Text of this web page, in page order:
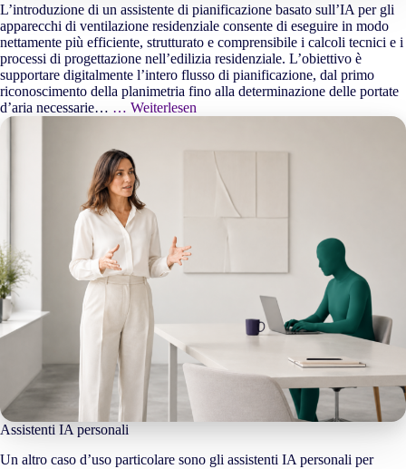
L’introduzione di un assistente di pianificazione basato sull’IA per gli
apparecchi di ventilazione residenziale consente di eseguire in modo
nettamente più efficiente, strutturato e comprensibile i calcoli tecnici e i
processi di progettazione nell’edilizia residenziale. L’obiettivo è
supportare digitalmente l’intero flusso di pianificazione, dal primo
riconoscimento della planimetria fino alla determinazione delle portate
d’aria necessarie… … Weiterlesen
Assistenti IA personali
Un altro caso d’uso particolare sono gli assistenti IA personali per